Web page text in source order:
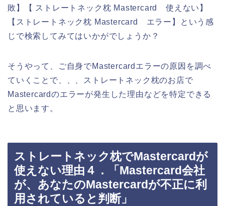
敗】【 ストレートネック枕 Mastercard 使えない】
【ストレートネック枕 Mastercard エラー】という感
じで検索してみてはいかがでしょうか？
そうやって、ご自身でMastercardエラーの原因を調べ
ていくことで、、、ストレートネック枕のお店で
Mastercardのエラーが発生した理由などを特定できる
と思います。
ストレートネック枕でMastercardが
使えない理由４．「Mastercard会社
が、あなたのMastercardが不正に利
用されていると判断」